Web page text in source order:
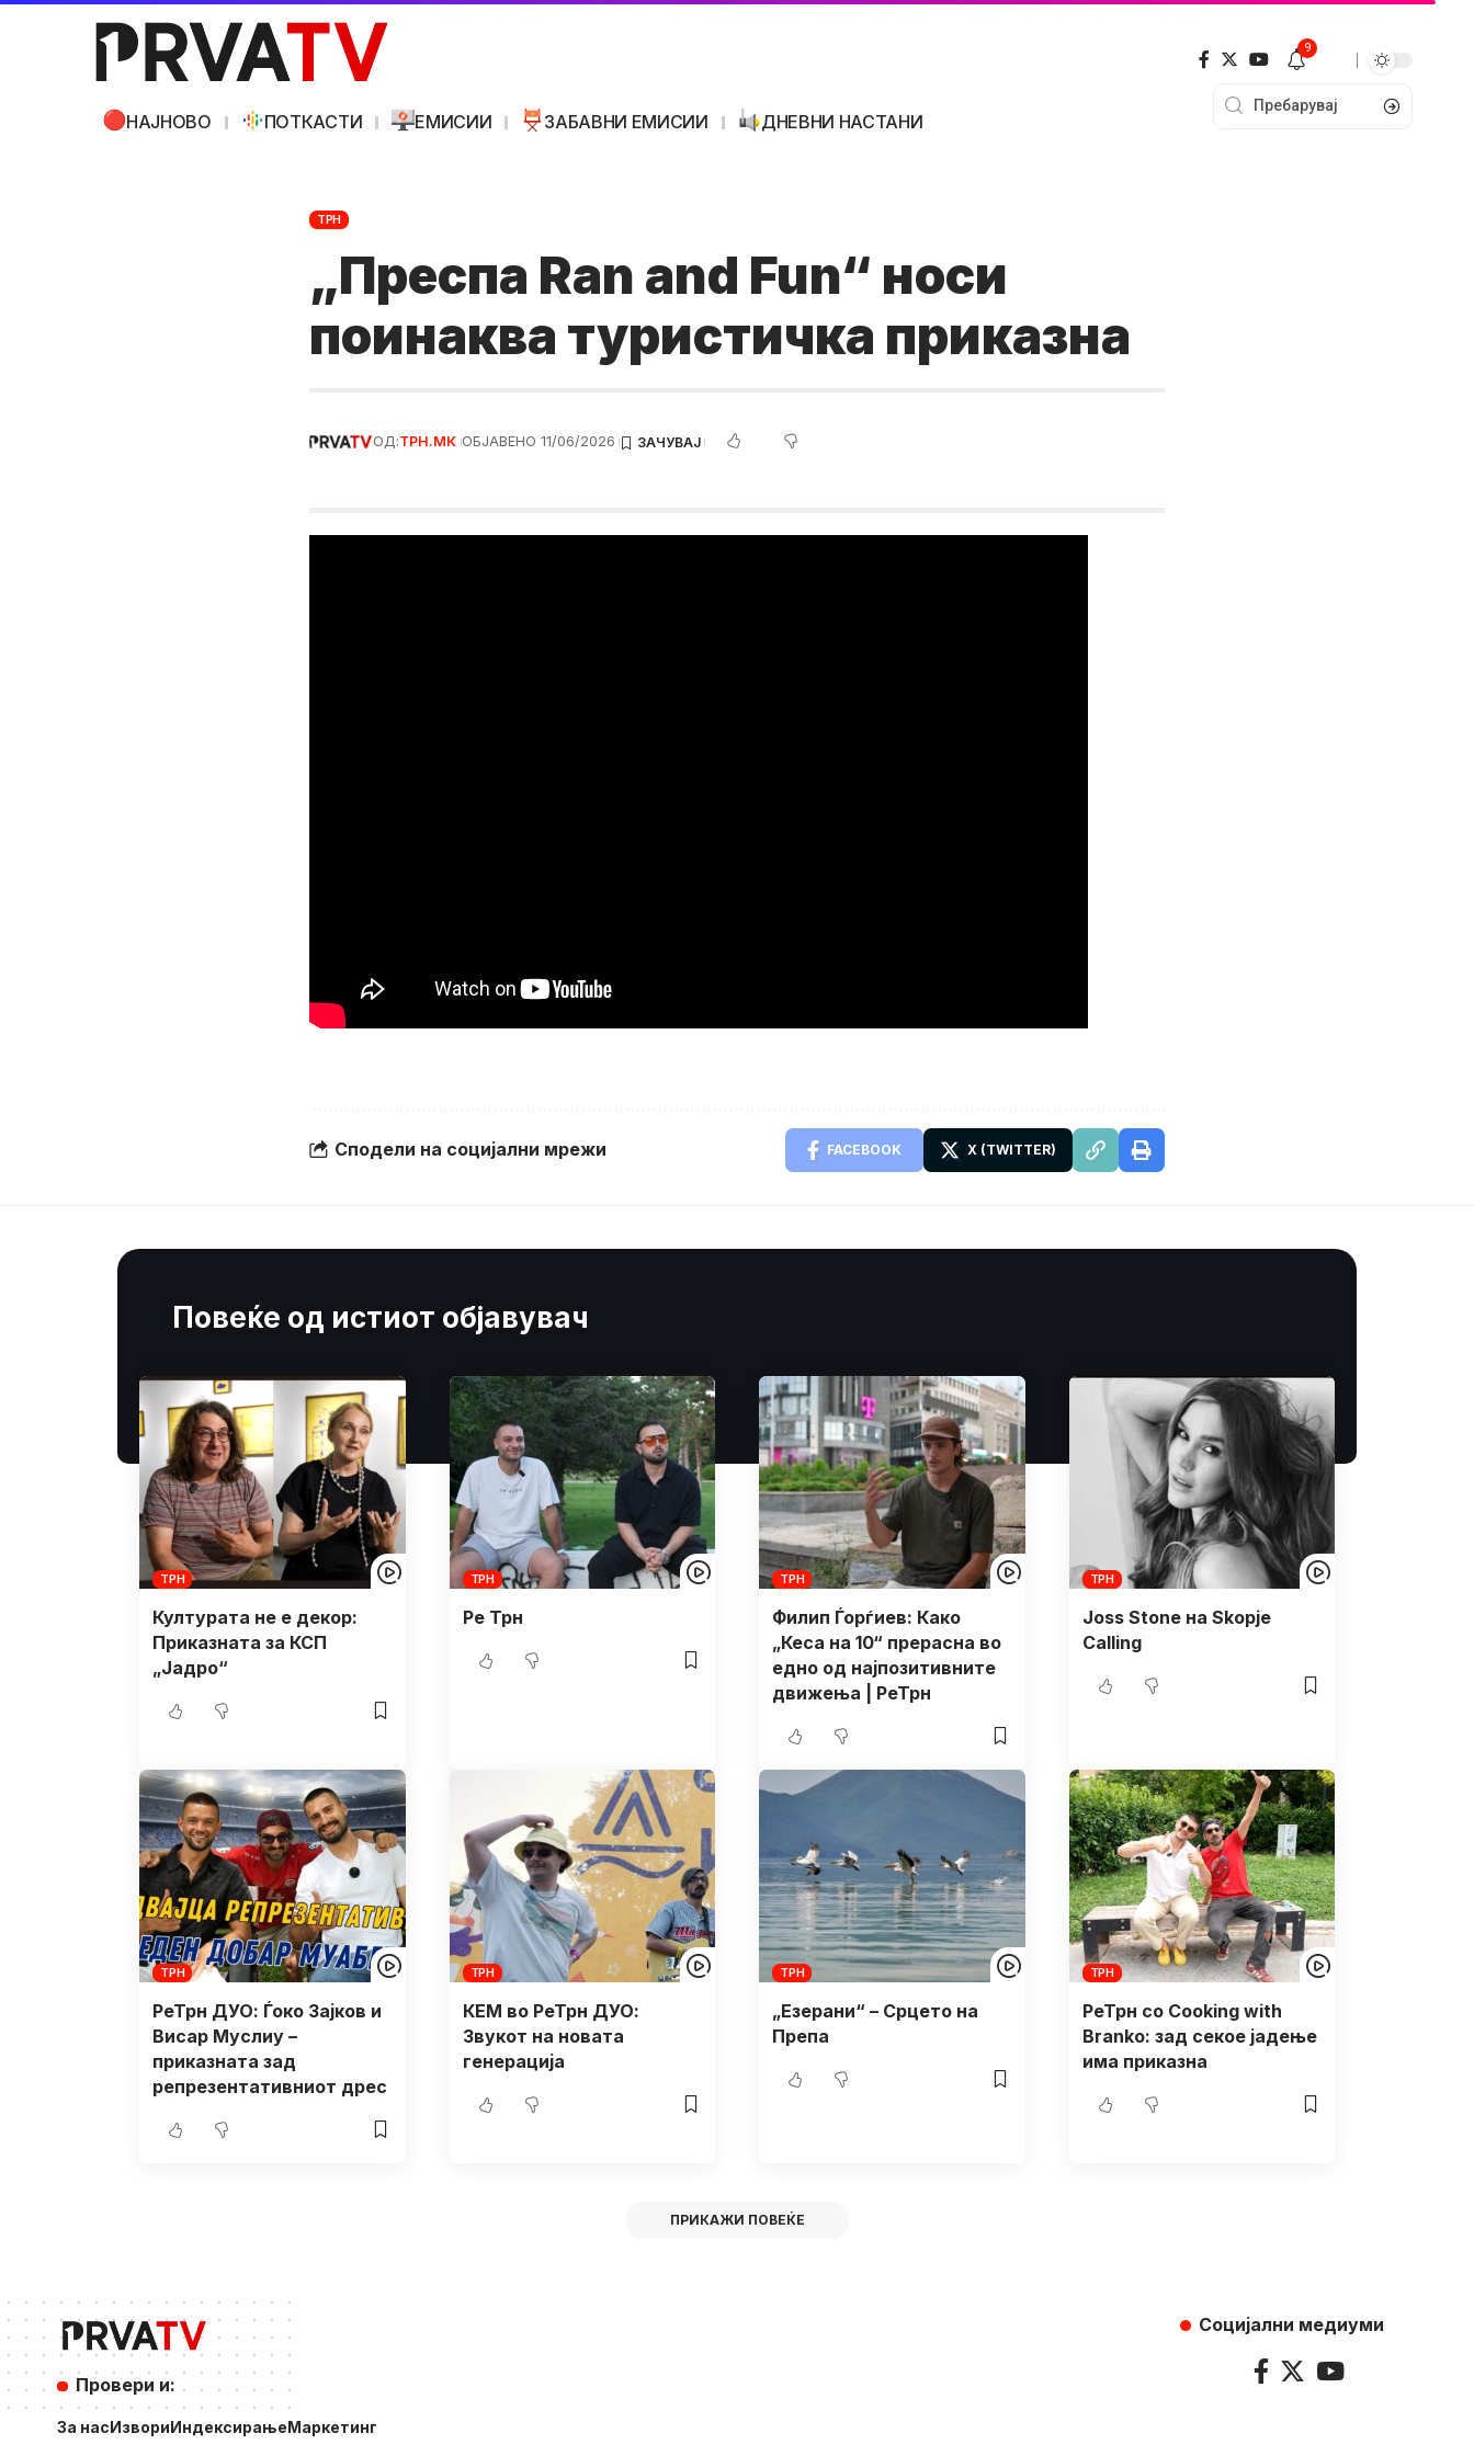
НАЈНОВО ПОТКАСТИ ЕМИСИИ ЗАБАВНИ ЕМИСИИ ДНЕВНИ НАСТАНИ
9
ТРН
„Преспа Ran and Fun“ носи
поинаква туристичка приказна
ОД:ТРН.МК ОБЈАВЕНО 11/06/2026
Сподели на социјални мрежи FACEBOOK X (TWITTER)
Повеќе од истиот објавувач
ТРН
Културата не е декор:
Приказната за КСП
„Јадро“
ТРН
Ре Трн
ТРН
Филип Ѓорѓиев: Како
„Кеса на 10“ прерасна во
едно од најпозитивните
движења | РеТрн
ТРН
Joss Stone на Skopje
Calling
ТРН
РеТрн ДУО: Ѓоко Зајков и
Висар Муслиу –
приказната зад
репрезентативниот дрес
ТРН
КЕМ во РеТрн ДУО:
Звукот на новата
генерација
ТРН
„Езерани“ – Срцето на
Препа
ТРН
РеТрн со Cooking with
Branko: зад секое јадење
има приказна
ПРИКАЖИ ПОВЕЌЕ
Провери и:
За насИзвориИндексирањеМаркетинг
Социјални медиуми